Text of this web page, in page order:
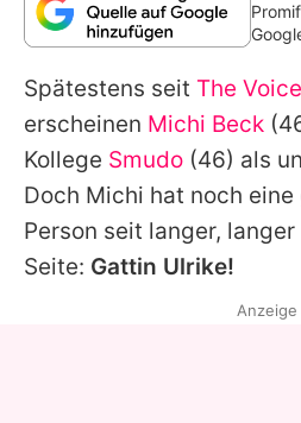
Team
Redaktionelle
Utiq
Spätestens seit The
erscheinen Michi Beck
Kollege Smudo (46) als
Doch Michi hat noch
Person seit langer,
Seite: Gattin Ulrike!
Anzeige